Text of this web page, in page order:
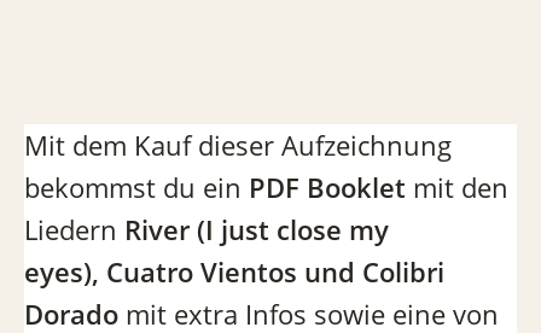
Mit dem Kauf dieser Aufzeichnung
bekommst du ein PDF Booklet mit den
Liedern River (I just close my
eyes), Cuatro Vientos und Colibri
Dorado mit extra Infos sowie eine von